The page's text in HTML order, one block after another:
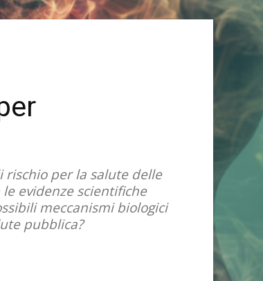
per la salute delle
evidenze scientifiche
meccanismi biologici
pubblica?